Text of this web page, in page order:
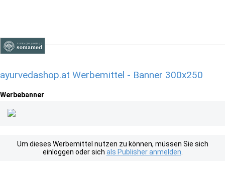
ayurvedashop.at Werbemittel - Banner 300x250
Werbebanner
Um dieses Werbemittel nutzen zu können, müssen Sie sich
einloggen oder sich als Publisher anmelden